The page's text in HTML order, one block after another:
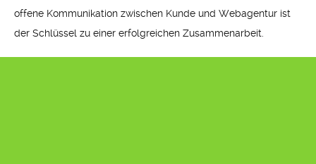
offene Kommunikation zwischen Kunde und Webagentur ist
der Schlüssel zu einer erfolgreichen Zusammenarbeit.